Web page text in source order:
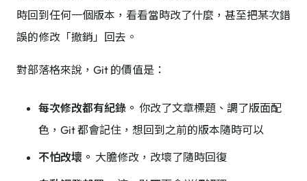
時回到任何一個版本，看看當時改了什麼，甚至把某次錯
誤的修改「撤銷」回去。
對部落格來說，Git 的價值是：
每次修改都有紀錄。 你改了文章標題、調了版面配
色，Git 都會記住，想回到之前的版本隨時可以
不怕改壞。 大膽修改，改壞了隨時回復